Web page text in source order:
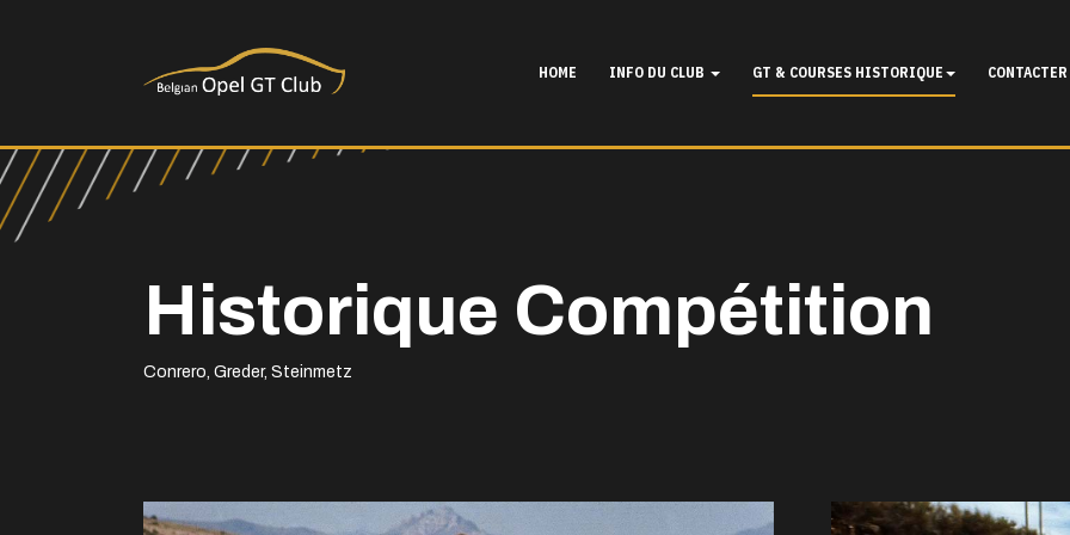
HOME INFO DU CLUB GT & COURSES HISTORIQUE CONTACTER
Historique Compétition
Conrero, Greder, Steinmetz